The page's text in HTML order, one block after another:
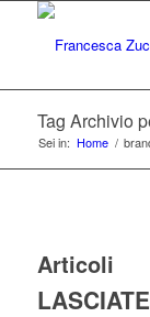
Tag Archivio
Sei in: Home /
Articoli